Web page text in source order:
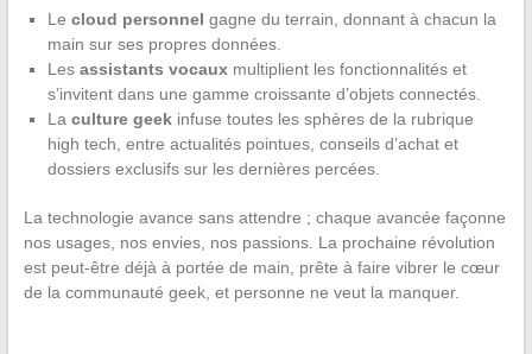
Le cloud personnel gagne du terrain, donnant à chacun la
main sur ses propres données.
Les assistants vocauxmultiplient les fonctionnalités et
s’invitent dans une gamme croissante d’objets connectés.
La culture geekinfuse toutes les sphères de la rubrique
high tech, entre actualités pointues, conseils d’achat et
dossiers exclusifs sur les dernières percées.
La technologie avance sans attendre ; chaque avancée façonne
nos usages, nos envies, nos passions. La prochaine révolution
est peut-être déjà à portée de main, prête à faire vibrer le cœur
de la communauté geek, et personne ne veut la manquer.